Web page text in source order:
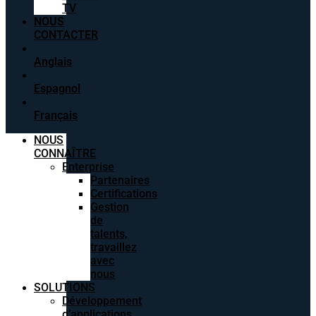
TV
NOUS
CONTACTER
Anglais
Espagnol
Français
NOUS
CONNAÎTRE
Enterprise
Partenaires
Certifications
Gestion
de
talents,
travaillez
avec
nous
SOLUTIONS
Développement